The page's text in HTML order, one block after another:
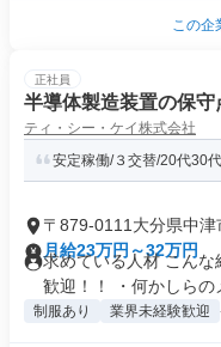
この企
正社員
半導体製造装置の保
ティ・シー・ケイ株式会社
安定稼働/３交替/20代30
〒879-0111大分県中津
月給23万円～32万円
求めている人材 こん
歓迎！！ ・何かしらの
制服あり 業界未経験歓迎